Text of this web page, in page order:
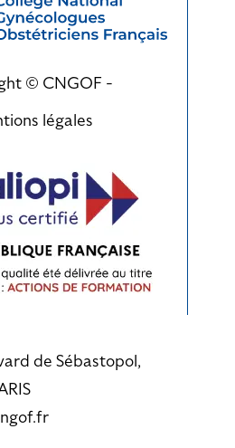
© CNGOF -
légales
de Sébastopol,